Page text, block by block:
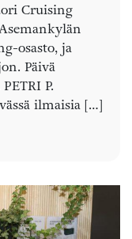
Cruising
osasto, ja
Päivä
P.
ilmaisia […]